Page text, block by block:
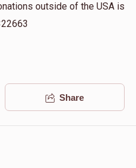
outside of the USA is
Share